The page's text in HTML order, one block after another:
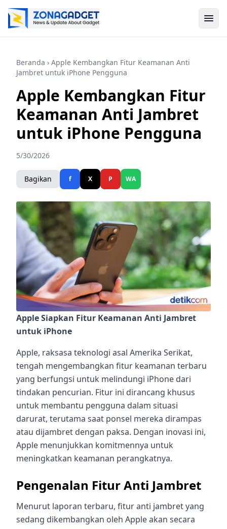
Beranda › Apple Kembangkan Fitur Keamanan Anti
Jambret untuk iPhone Pengguna
Apple Kembangkan Fitur
Keamanan Anti Jambret
untuk iPhone Pengguna
5/30/2026
Bagikan f X P WA
Apple Siapkan Fitur Keamanan Anti Jambret
untuk iPhone
Apple, raksasa teknologi asal Amerika Serikat,
tengah mengembangkan fitur keamanan terbaru
yang berfungsi untuk melindungi iPhone dari
tindakan pencurian. Fitur ini dirancang khusus
untuk membantu pengguna dalam situasi
darurat, terutama saat ponsel mereka dirampas
atau dijambret dengan paksa. Dengan inovasi ini,
Apple menunjukkan komitmennya untuk
meningkatkan keamanan perangkatnya.
Pengenalan Fitur Anti Jambret
Menurut laporan terbaru, fitur anti jambret yang
sedang dikembangkan oleh Apple akan secara